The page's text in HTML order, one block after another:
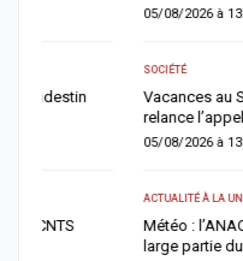
05/08/2026 à 13:23
Vacances au Sénégal : la
relance l’appel à la prudence
05/08/2026 à 13:11
ACTUALITÉ À LA UNE
Météo : l’ANACIM prévoit
large partie du Sénégal